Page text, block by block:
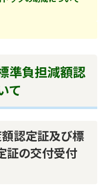
準負担減額認
て
認定証及び標
証の交付受付